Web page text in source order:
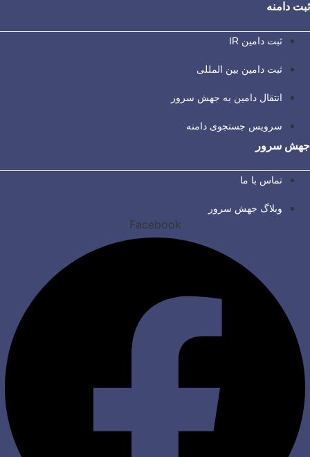
ثبت دامنه
ثبت دامین IR
ثبت دامین بین المللی
انتقال دامین به جهش سرور
سرویس جستجوی دامنه
جهش سرور
تماس با ما
وبلاگ جهش سرور
Facebook